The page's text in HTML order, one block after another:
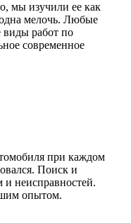
мы изучили ее как
мелочь. Любые
работ по
современное
при каждом
Поиск и
неисправностей.
опытом.